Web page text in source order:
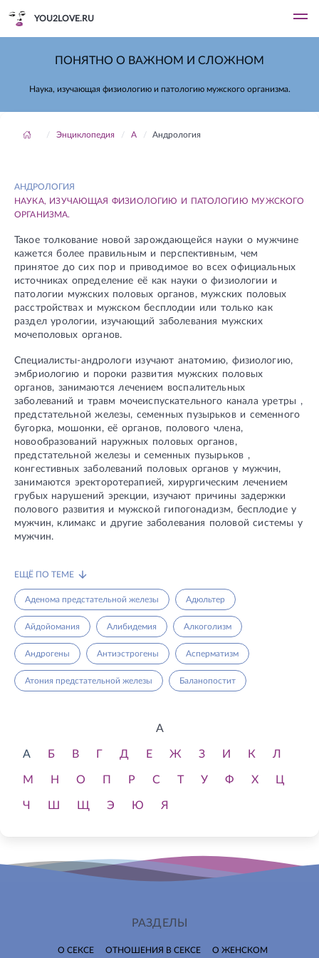
YOU2LOVE.RU
ПОНЯТНО О ВАЖНОМ И СЛОЖНОМ
Наука, изучающая физиологию и патологию мужского организма.
Энциклопедия А Андрология
АНДРОЛОГИЯ
НАУКА, ИЗУЧАЮЩАЯ ФИЗИОЛОГИЮ И ПАТОЛОГИЮ МУЖСКОГО
ОРГАНИЗМА.
Такое толкование новой зарождающейся науки о мужчине
кажется более правильным и перспективным, чем
принятое до сих пор и приводимое во всех официальных
источниках определение её как науки о физиологии и
патологии мужских половых органов, мужских половых
расстройствах и мужском бесплодии или только как
раздел урологии, изучающий заболевания мужских
мочеполовых органов.
Специалисты-андрологи изучают анатомию, физиологию,
эмбриологию и пороки развития мужских половых
органов, занимаются лечением воспалительных
заболеваний и травм мочеиспускательного канала уретры ,
предстательной железы, семенных пузырьков и семенного
бугорка, мошонки, её органов, полового члена,
новообразований наружных половых органов,
предстательной железы и семенных пузырьков ,
конгестивных заболеваний половых органов у мужчин,
занимаются эректоротерапией, хирургическим лечением
грубых нарушений эрекции, изучают причины задержки
полового развития и мужской гипогонадизм, бесплодие у
мужчин, климакс и другие заболевания половой системы у
мужчин.
ЕЩЁ ПО ТЕМЕ
Аденома предстательной железы Адюльтер
Айдойомания Алибидемия Алкоголизм
Андрогены Антиэстрогены Асперматизм
Атония предстательной железы Баланопостит
А
А Б В Г Д Е Ж З И К Л
М Н О П Р С Т У Ф Х Ц
Ч Ш Щ Э Ю Я
РАЗДЕЛЫ
О СЕКСЕ ОТНОШЕНИЯ В СЕКСЕ О ЖЕНСКОМ